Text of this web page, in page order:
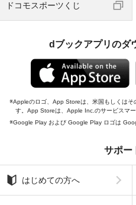
ドコモスポーツくじ
dブックアプリのダ
Appleのロゴ、App Storeは、米国もしくは
す。App Storeは、Apple Inc.のサービスマー
Google Play および Google Play ロゴは
サポー
はじめての方へ